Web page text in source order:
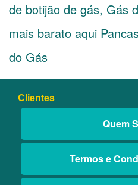
de botijão de gás, Gás
mais barato aqui
do Gás
Clientes
Quem
Termos e